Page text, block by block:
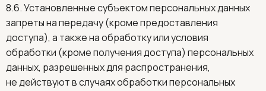
8.6. Установленные субъектом персональных данных
запреты на передачу (кроме предоставления
доступа), а также на обработку или условия
обработки (кроме получения доступа) персональных
данных, разрешенных для распространения,
не действуют в случаях обработки персональных